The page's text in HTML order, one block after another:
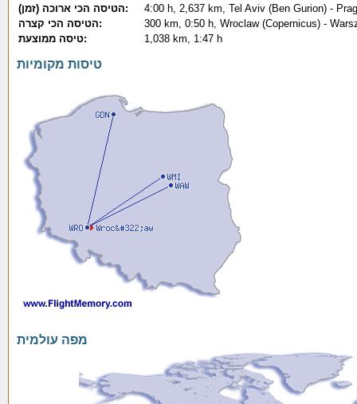
(הטיסה הכי ארוכה (זמן:
4:00 h, 2,637 km, Tel Aviv (Ben Gurion) -
הטיסה הכי קצרה:
300 km, 0:50 h, Wroclaw (Copernicus) -
טיסה ממוצעת:
1,038 km, 1:47 h
טיסות מקומיות
מפה עולמית